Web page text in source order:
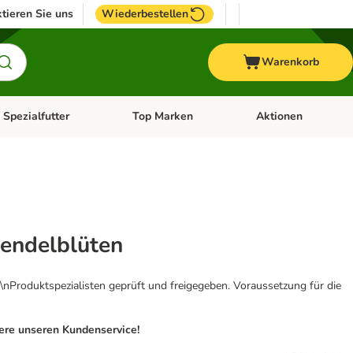
Sie uns Wiederbestellen
Warenkorb
Menü öffnen: Weitere Tiere
Spezialfutter Kategorie-Menü öffnen: Vet & Spezialfutter
Top Marken Kategorie-Menü
Aktionen
geprüft und freigegeben. Voraussetzung für die
unseren Kundenservice!